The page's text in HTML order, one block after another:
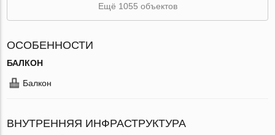
Ещё 1055 объектов
ОСОБЕННОСТИ
БАЛКОН
Балкон
ВНУТРЕННЯЯ ИНФРАСТРУКТУРА